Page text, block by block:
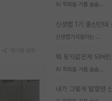
AI 학회들 거품 슬슬 지적이 나오네요
신생랩가지말라는 이유가 있었구나
AI 학회들 거품 슬슬 지적이 나오네요
내가 그렇게 말할땐